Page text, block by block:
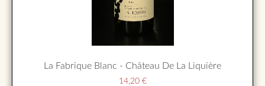
La Fabrique Blanc - Château De La Liquière
14,20 €